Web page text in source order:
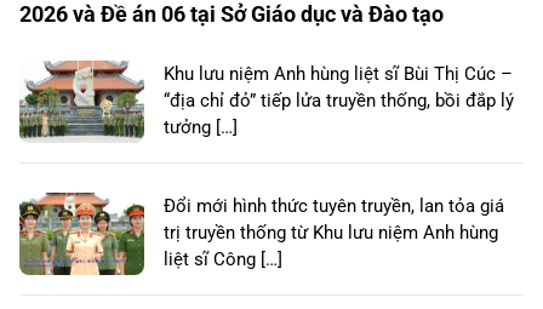
2026 và Đề án 06 tại Sở Giáo dục và Đào tạo
Khu lưu niệm Anh hùng liệt sĩ Bùi Thị Cúc –
“địa chỉ đỏ” tiếp lửa truyền thống, bồi đắp lý
tưởng […]
Đổi mới hình thức tuyên truyền, lan tỏa giá
trị truyền thống từ Khu lưu niệm Anh hùng
liệt sĩ Công […]